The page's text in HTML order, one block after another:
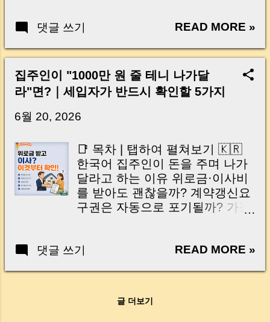
프레서 문제라면 수십만 원 이상
으로 번지기도 합니다. 그렇다면
법적으로는 누가 수리비를 부담
해야 할까요? 핵심은 아주 단순합
세입자의 과실인지 를 따져보는
발휘하는 것은 바로 특약 조항 입
니다. 특약은 집주인과 세입자가
서로 약속한 내용을 계약서에 구
말로만 정한 약속은 나중에 기억
이 다르다며 다툼이 생길 수 있지
줄이는 중요한 기준이 됩니다. 머
서는 “괜찮겠지”보다 “계약서에
적어두기”가 훨씬 안전합니다. 특
히 대항력, 전세자금대출, 전세보
증보험, 세금 체납, 원상복구 같은
내용은 반드시 특약으로 확인해
해 꼭 확인해야 할 특약 5가지와,
께 정리해보겠습니다. 계약 당일
기억해야 할 3가지 🇺🇸 English
Risk of Loan Assignment and
Pledge Rights Tenant
Registration Order That Can
Freeze Your Rental Business
HUG Recovery Actions and
Landlord Checklist Before Lease
Expiration Key Takeaways for
Landlords 전세 만기, 집주인도
방심하면 위험합니다 전세 만기
가 다가오면 집주인은 보통 “다음
세입자가 제때 구해질까?”를 가장
장에서는 그보다 더 큰 문제가 숨
어 있습니다. 바로 세입자 말만 믿
고 보증금을 잘못 돌려줬다가, 같
는 상황 입니다. 특히 요즘은 전세
댓글 쓰기 READ MORE »
집주인이 "1000만 원 줄 테니 나가달
라"면?｜세입자가 반드시 확인할 5가지
6월 20, 2026
📑 목차 | 탭하여 펼쳐보기 🇰🇷
한국어 집주인이 돈을 주며 나가
달라고 하는 이유 위로금·이사비
를 받아도 괜찮을까? 계약갱신요
구권은 자동으로 포기될까? 가장
🇺🇸 English Why Landlords
Giving Up Renewal Rights?
댓글 쓰기 READ MORE »
글 더보기